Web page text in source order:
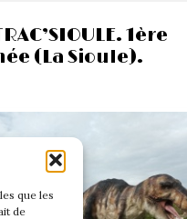
que les
de
1ère
(La Sioule).